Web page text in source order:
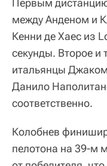
Первым
между Анденом и
Кенни де Хаес из
секунды. Второе и
итальянцы
Данило
соответственно.
Колобнев
пелотона на 39-м